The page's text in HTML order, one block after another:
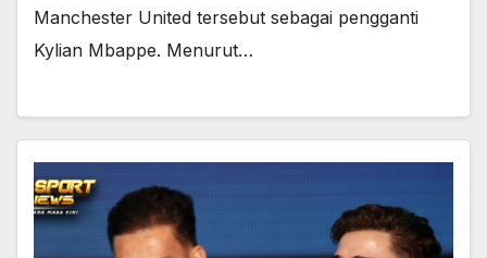
Manchester United tersebut sebagai pengganti
Kylian Mbappe. Menurut…